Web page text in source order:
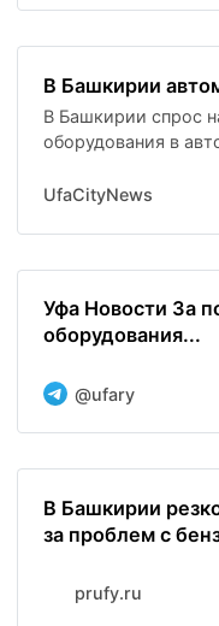
В Башкирии
В Башкирии спрос
оборудования в
UfaCityNews
Уфа Новости За
оборудования...
@ufary
В Башкирии
за проблем с
prufy.ru